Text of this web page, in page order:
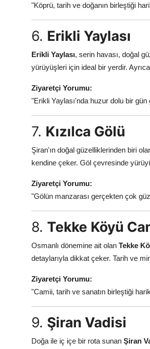
"Köprü, tarih ve doğanın birleştiği
6. Erikli Yaylası
Erikli Yaylası, serin havası, doğal
yürüyüşleri için ideal bir yerdir.
Ziyaretçi Yorumu:
"Erikli Yaylası'nda huzur dolu bir
7. Kızılca Gölü
Şiran'ın doğal güzelliklerinden biri
kendine çeker. Göl çevresinde
Ziyaretçi Yorumu:
"Gölün manzarası gerçekten çok
8. Tekke Köyü
Osmanlı dönemine ait olan Tekke
detaylarıyla dikkat çeker. Tarih ve
Ziyaretçi Yorumu:
"Camii, tarih ve sanatın birleştiği
9. Şiran Vadisi
Doğa ile iç içe bir rota sunan Şiran